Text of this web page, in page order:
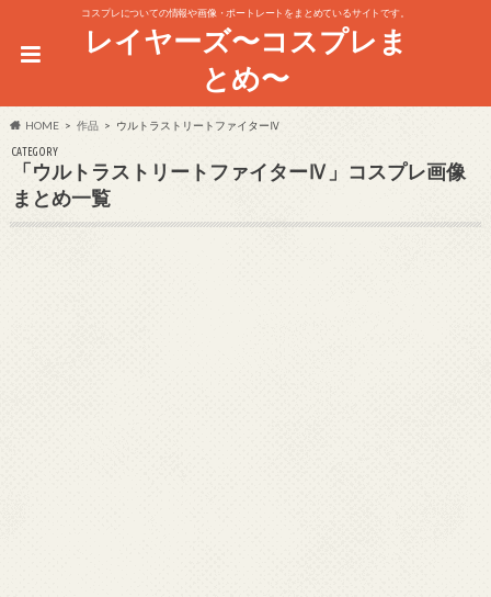
コスプレについての情報や画像・ポートレートをまとめているサイトです。
レイヤーズ〜コスプレま
とめ〜
HOME 作品 ウルトラストリートファイターⅣ
CATEGORY
「ウルトラストリートファイターⅣ」コスプレ画像
まとめ一覧